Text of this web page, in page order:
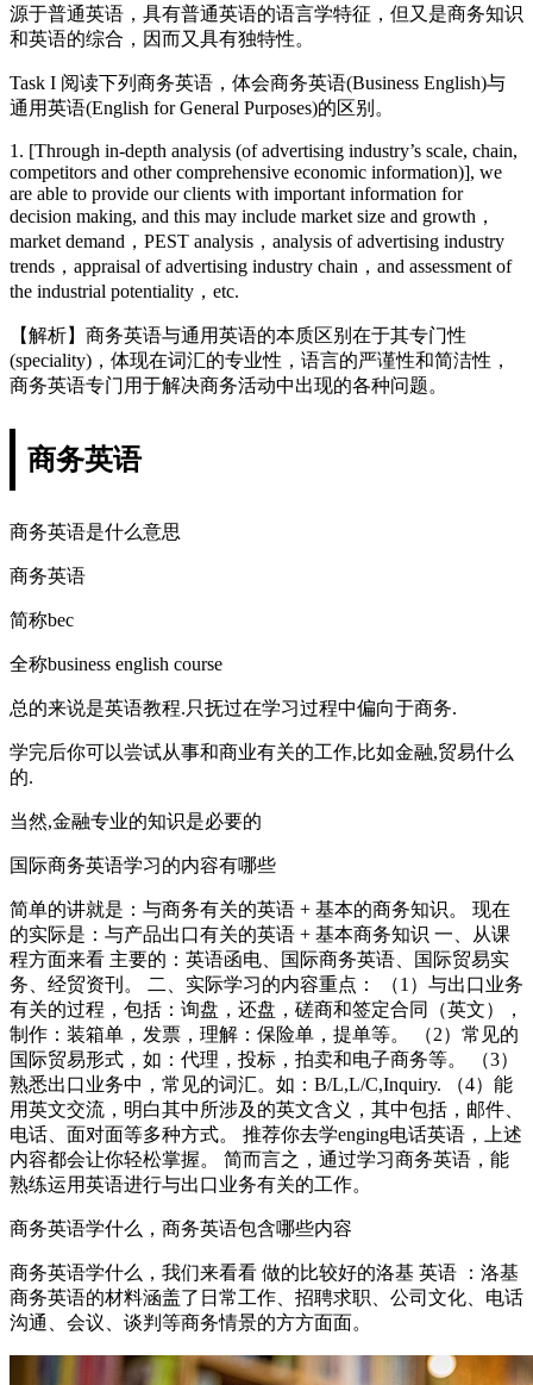
源于普通英语，具有普通英语的语言学特征，但又是商务知识
和英语的综合，因而又具有独特性。
Task I 阅读下列商务英语，体会商务英语(Business English)与
通用英语(English for General Purposes)的区别。
1. [Through in-depth analysis (of advertising industry’s scale, chain,
competitors and other comprehensive economic information)], we
are able to provide our clients with important information for
decision making, and this may include market size and growth，
market demand，PEST analysis，analysis of advertising industry
trends，appraisal of advertising industry chain，and assessment of
the industrial potentiality，etc.
【解析】商务英语与通用英语的本质区别在于其专门性
(speciality)，体现在词汇的专业性，语言的严谨性和简洁性，
商务英语专门用于解决商务活动中出现的各种问题。
商务英语
商务英语是什么意思
商务英语
简称bec
全称business english course
总的来说是英语教程.只抚过在学习过程中偏向于商务.
学完后你可以尝试从事和商业有关的工作,比如金融,贸易什么
的.
当然,金融专业的知识是必要的
国际商务英语学习的内容有哪些
简单的讲就是：与商务有关的英语 + 基本的商务知识。 现在
的实际是：与产品出口有关的英语 + 基本商务知识 一、从课
程方面来看 主要的：英语函电、国际商务英语、国际贸易实
务、经贸资刊。 二、实际学习的内容重点： （1）与出口业务
有关的过程，包括：询盘，还盘，磋商和签定合同（英文），
制作：装箱单，发票，理解：保险单，提单等。 （2）常见的
国际贸易形式，如：代理，投标，拍卖和电子商务等。 （3）
熟悉出口业务中，常见的词汇。如：B/L,L/C,Inquiry. （4）能
用英文交流，明白其中所涉及的英文含义，其中包括，邮件、
电话、面对面等多种方式。 推荐你去学enging电话英语，上述
内容都会让你轻松掌握。 简而言之，通过学习商务英语，能
熟练运用英语进行与出口业务有关的工作。
商务英语学什么，商务英语包含哪些内容
商务英语学什么，我们来看看 做的比较好的洛基 英语 ：洛基
商务英语的材料涵盖了日常工作、招聘求职、公司文化、电话
沟通、会议、谈判等商务情景的方方面面。